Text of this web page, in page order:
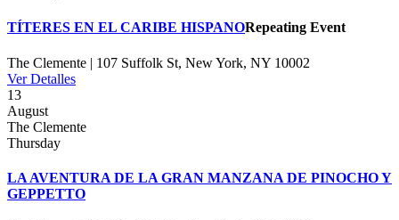
TÍTERES EN EL CARIBE HISPANORepeating Event
The Clemente | 107 Suffolk St, New York, NY 10002
Ver Detalles
13
August
The Clemente
Thursday
LA AVENTURA DE LA GRAN MANZANA DE PINOCHO Y
GEPPETTO